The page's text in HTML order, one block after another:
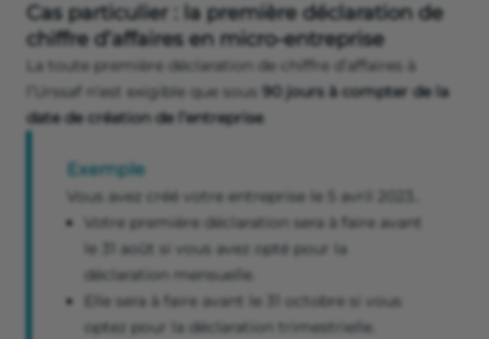
Cas particulier : la première déclaration de
chiffre d’affaires en micro-entreprise
La toute première déclaration de chiffre d’affaires à
l’Urssaf n’est exigible que sous 90 jours à compter de la
date de création de l’entreprise.
Exemple
Vous avez créé votre entreprise le 5 avril 2023..
Votre première déclaration sera à faire avant
le 31 août si vous avez opté pour la
déclaration mensuelle.
Elle sera à faire avant le 31 octobre si vous
optez pour la déclaration trimestrielle.